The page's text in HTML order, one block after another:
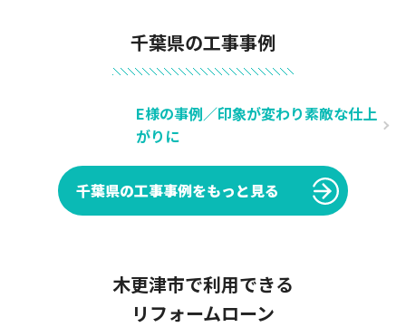
千葉県の工事事例
E様の事例／印象が変わり素敵な仕上
がりに
千葉県の工事事例をもっと見る
木更津市で利用できる
リフォームローン